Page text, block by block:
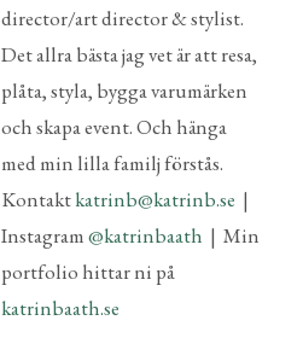
director/art director & stylist.
Det allra bästa jag vet är att resa,
plåta, styla, bygga varumärken
och skapa event. Och hänga
med min lilla familj förstås.
Kontaktkatrinb@katrinb.se |
Instagram@katrinbaath | Min
portfolio hittar ni på
katrinbaath.se